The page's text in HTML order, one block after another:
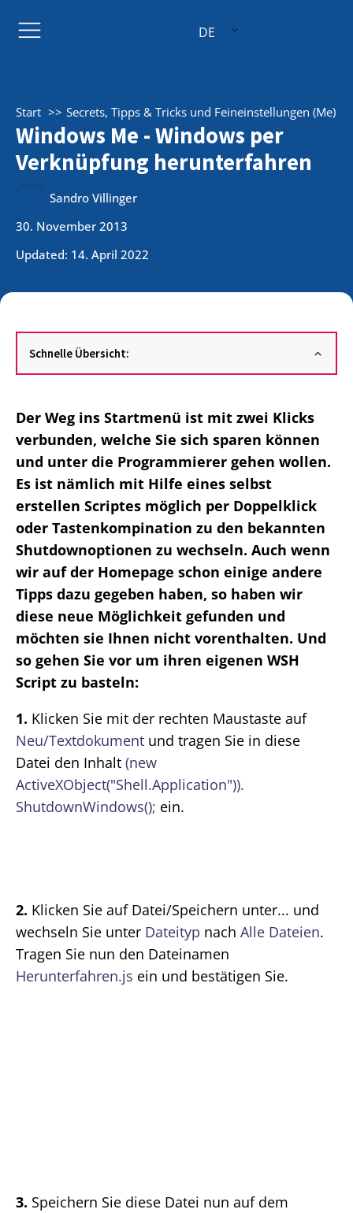
DE
Start Secrets, Tipps & Tricks und Feineinstellungen (Me)
Windows Me - Windows per
Verknüpfung herunterfahren
Sandro Villinger
30. November 2013
Updated: 14. April 2022
Schnelle Übersicht:
Der Weg ins Startmenü ist mit zwei Klicks
verbunden, welche Sie sich sparen können
und unter die Programmierer gehen wollen.
Es ist nämlich mit Hilfe eines selbst
erstellen Scriptes möglich per Doppelklick
oder Tastenkompination zu den bekannten
Shutdownoptionen zu wechseln. Auch wenn
wir auf der Homepage schon einige andere
Tipps dazu gegeben haben, so haben wir
diese neue Möglichkeit gefunden und
möchten sie Ihnen nicht vorenthalten. Und
so gehen Sie vor um ihren eigenen WSH
Script zu basteln:
1. Klicken Sie mit der rechten Maustaste auf
Neu/Textdokument und tragen Sie in diese
Datei den Inhalt (new
ActiveXObject("Shell.Application")).
ShutdownWindows(); ein.
2. Klicken Sie auf Datei/Speichern unter... und
wechseln Sie unter Dateityp nach Alle Dateien.
Tragen Sie nun den Dateinamen
Herunterfahren.js ein und bestätigen Sie.
3. Speichern Sie diese Datei nun auf dem